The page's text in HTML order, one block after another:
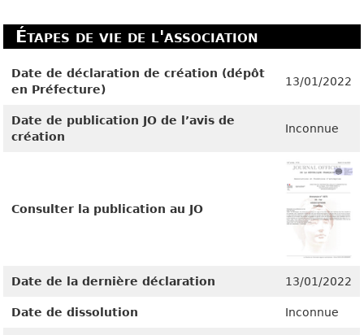
Étapes de vie de l'association
Date de déclaration de création (dépôt
en Préfecture)
13/01/2022
Date de publication JO de l’avis de
création
Inconnue
Consulter la publication au JO
Date de la dernière déclaration 13/01/2022
Date de dissolution Inconnue